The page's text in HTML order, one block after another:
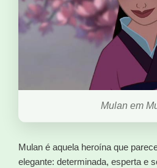
Mulan em
Mulan é aquela heroína que
elegante: determinada, esperta e